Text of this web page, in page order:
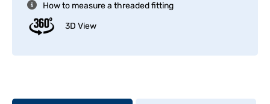
How to measure a threaded fitting
3D View